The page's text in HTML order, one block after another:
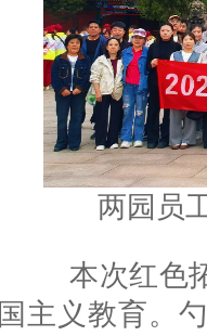
两园员
本次红色拓
国主义教育。